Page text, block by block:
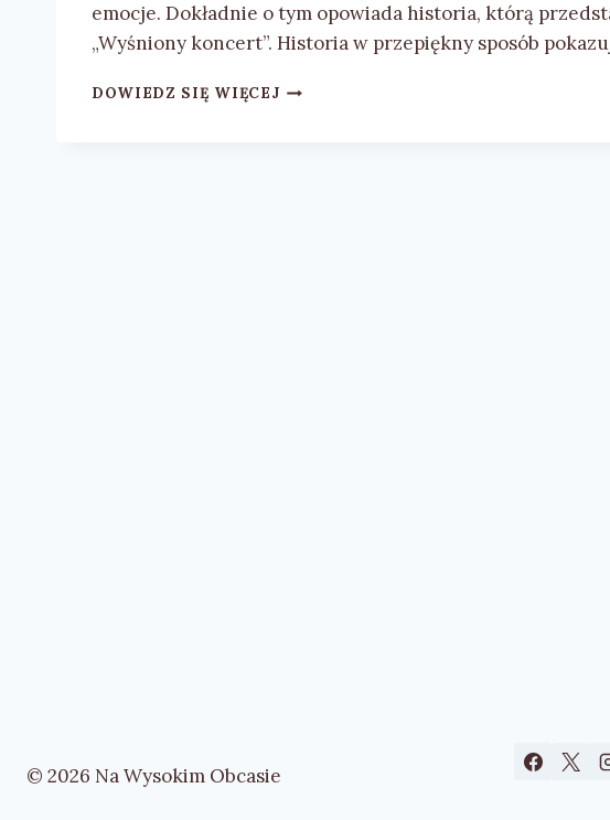
emocje. Dokładnie o tym opowiada historia, którą
„Wyśniony koncert”. Historia w przepiękny sposób
DOWIEDZ SIĘ WIĘCEJANNA
© 2026 Na Wysokim Obcasie